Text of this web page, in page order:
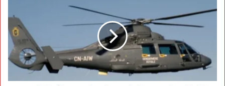
لغز
“المروحية
الغامضة”
اخترقت
الأجواء
المغربية